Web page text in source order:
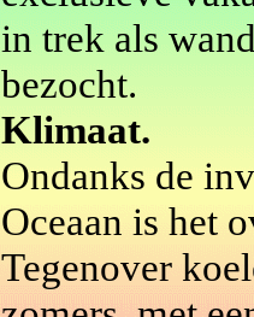
in trek als
bezocht.
Klimaat.
Ondanks de
Oceaan is het
Tegenover